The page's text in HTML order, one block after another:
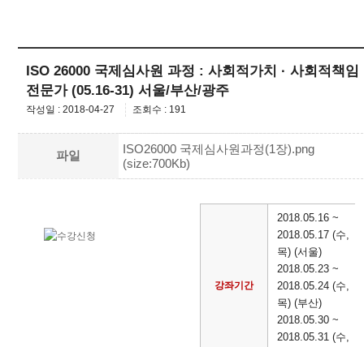
ISO 26000 국제심사원 과정 : 사회적가치 · 사회적책임
전문가 (05.16-31) 서울/부산/광주
작성일 : 2018-04-27 조회수 : 191
파일
ISO26000 국제심사원과정(1장).png
(size:700Kb)
강좌기간
2018.05.16 ~
2018.05.17 (수,
목) (서울)
2018.05.23 ~
2018.05.24 (수,
목) (부산)
2018.05.30 ~
2018.05.31 (수,